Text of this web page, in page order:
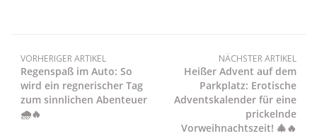
VORHERIGER ARTIKEL
Regenspaß im Auto: So
wird ein regnerischer Tag
zum sinnlichen Abenteuer
🌧️🔥
NÄCHSTER ARTIKEL
Heißer Advent auf dem
Parkplatz: Erotische
Adventskalender für eine
prickelnde
Vorweihnachtszeit! 🎄🔥